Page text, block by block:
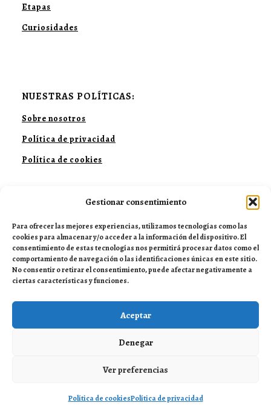
Gestionar consentimiento
Para ofrecer las mejores experiencias, utilizamos tecnologías como las
cookies para almacenar y/o acceder a la información del dispositivo. El
consentimiento de estas tecnologías nos permitirá procesar datos como el
comportamiento de navegación o las identificaciones únicas en este sitio.
No consentir o retirar el consentimiento, puede afectar negativamente a
ciertas características y funciones.
Aceptar
Denegar
Ver preferencias
Política de cookiesPolítica de privacidad
Etapas
Curiosidades
NUESTRAS POLÍTICAS:
Sobre nosotros
Política de privacidad
Política de cookies
recomendados para mejorar la vida de tu gato.